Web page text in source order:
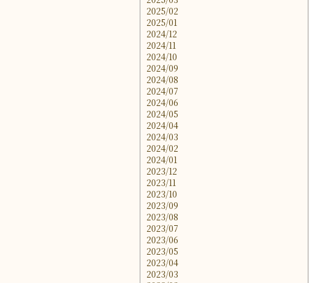
2025/02
2025/01
2024/12
2024/11
2024/10
2024/09
2024/08
2024/07
2024/06
2024/05
2024/04
2024/03
2024/02
2024/01
2023/12
2023/11
2023/10
2023/09
2023/08
2023/07
2023/06
2023/05
2023/04
2023/03